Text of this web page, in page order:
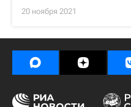
20 ноября 2021